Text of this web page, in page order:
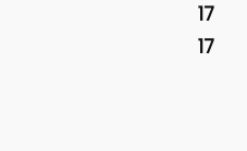
17
17